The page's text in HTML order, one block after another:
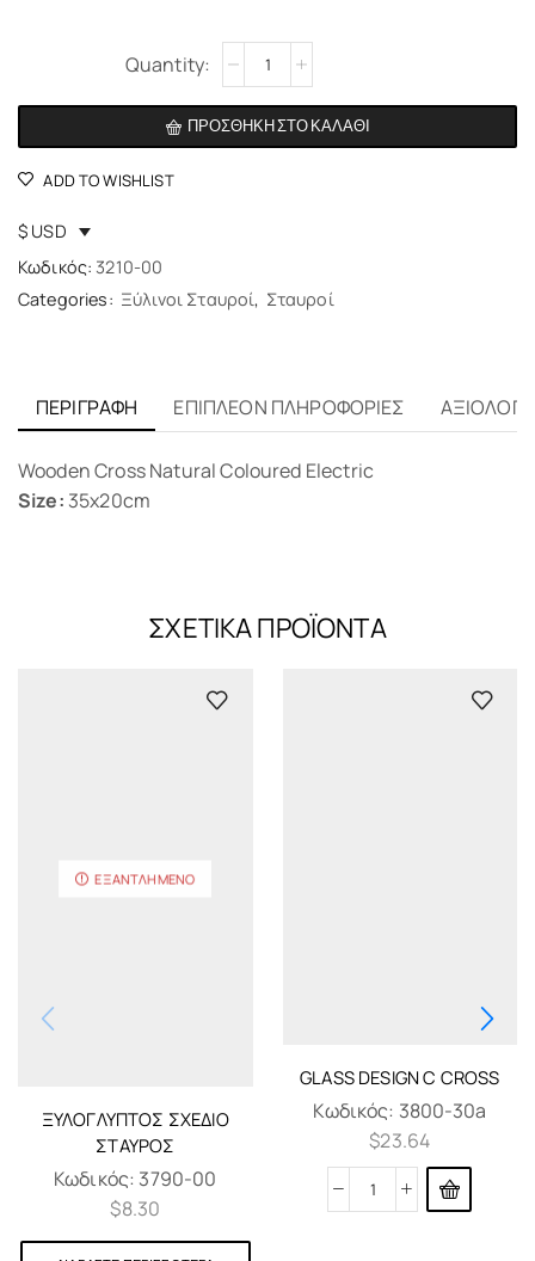
ΠΡΟΣΘΉΚΗ ΣΤΟ ΚΑΛΆΘΙ
Alternative:
ADD TO WISHLIST
$ USD
Κωδικός: 3210-00
Categories: Ξύλινοι Σταυροί, Σταυροί
ΠΕΡΙΓΡΑΦΉ ΕΠΙΠΛΈΟΝ ΠΛΗΡΟΦΟΡΊΕΣ
Wooden Cross Natural Coloured Electric
Size: 35x20cm
ΣΧΕΤΙΚΆ ΠΡΟΪΌΝΤΑ
ΕΞΑΝΤΛΗΜΈΝΟ
ΞΥΛΌΓΛΥΠΤΟΣ ΣΧΈΔΙΟ
ΣΤΑΥΡΌΣ
Κωδικός: 3790-00
$8.30
GLASS DESIGN C CROSS
Κωδικός: 3800-30a
$23.64